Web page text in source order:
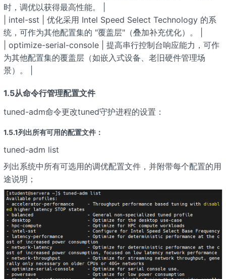
时，调优以获得最高性能。 |
| intel-sst | 优化采用 Intel Speed Select Technology 的系
统，可作为其他配置集的 "覆盖层"（叠加补充优化）。 |
| optimize-serial-console | 提高串行控制台响应能力，可作
为其他配置集的覆盖层（如嵌入式设备、老旧硬件管理场
景）。 |
1.5从命令行管理配置文件
tuned-adm命令更改tuned守护进程的设置：
1.5.1列出所有可用的配置文件：
tuned-adm list
列出系统中所有可选用的调优配置文件，并附带每个配置的用
途说明；